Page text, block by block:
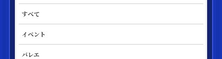
すべて
イベント
バレエ